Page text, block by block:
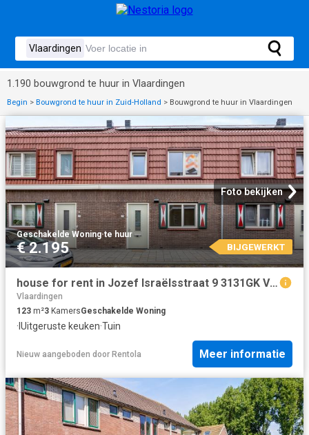
1.190 bouwgrond te huur in Vlaardingen
Begin > Bouwgrond te huur in Zuid-Holland > Bouwgrond te huur in Vlaardingen
Foto bekijken
Geschakelde Woning·te huur
€ 2.195 BIJGEWERKT
house for rent in Jozef Israëlsstraat 9 3131GK Vlaardingen Centrum Vlaardingen
Vlaardingen
123 m²3 KamersGeschakelde Woning
· IUitgeruste keuken·Tuin
Nieuw aangeboden door Rentola Meer informatie